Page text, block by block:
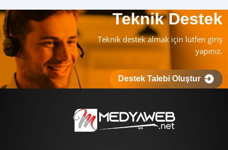
Teknik Destek
Teknik destek almak için lütfen giriş
yapınız.
Destek Talebi Oluştur